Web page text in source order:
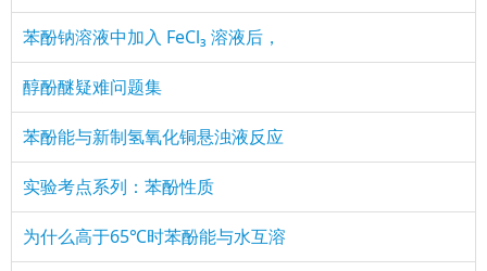
苯酚钠溶液中加入 FeCl₃ 溶液后，
醇酚醚疑难问题集
苯酚能与新制氢氧化铜悬浊液反应
实验考点系列：苯酚性质
为什么高于65℃时苯酚能与水互溶